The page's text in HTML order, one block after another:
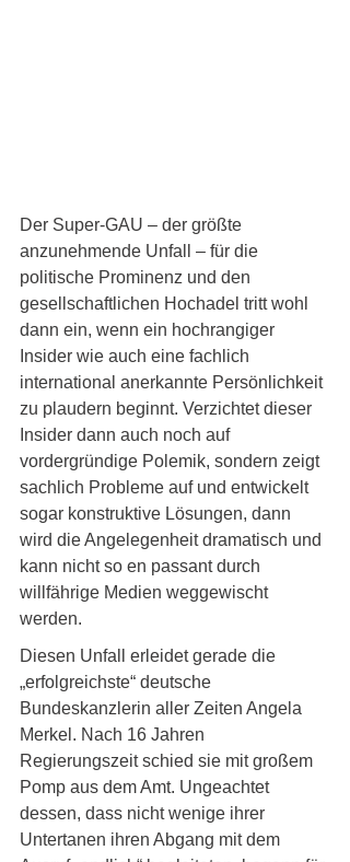
Der Super-GAU – der größte
anzunehmende Unfall – für die
politische Prominenz und den
gesellschaftlichen Hochadel tritt wohl
dann ein, wenn ein hochrangiger
Insider wie auch eine fachlich
international anerkannte Persönlichkeit
zu plaudern beginnt. Verzichtet dieser
Insider dann auch noch auf
vordergründige Polemik, sondern zeigt
sachlich Probleme auf und entwickelt
sogar konstruktive Lösungen, dann
wird die Angelegenheit dramatisch und
kann nicht so en passant durch
willfährige Medien weggewischt
werden.
Diesen Unfall erleidet gerade die
„erfolgreichste“ deutsche
Bundeskanzlerin aller Zeiten Angela
Merkel. Nach 16 Jahren
Regierungszeit schied sie mit großem
Pomp aus dem Amt. Ungeachtet
dessen, dass nicht wenige ihrer
Untertanen ihren Abgang mit dem